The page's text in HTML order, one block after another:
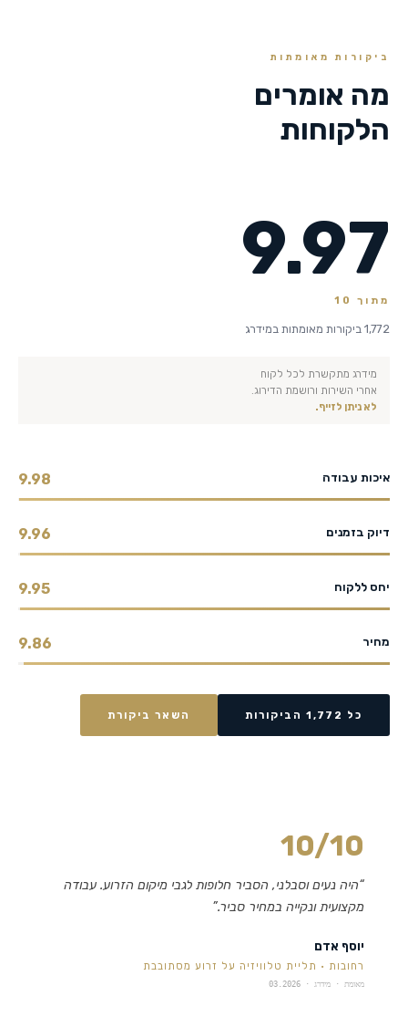
ביקורות מאומתות
מה אומרים
הלקוחות
9.97
מתוך 10
1,772 ביקורות מאומתות במידרג
מידרג מתקשרת לכל לקוח
אחרי השירות ורושמת הדירוג.
לא ניתן לזייף.
איכות עבודה 9.98
דיוק בזמנים 9.96
יחס ללקוח 9.95
מחיר 9.86
כל 1,772 הביקורות השאר ביקורת
10/10
“היה נעים וסבלני, הסביר חלופות לגבי מיקום הזרוע. עבודה
מקצועית ונקייה במחיר סביר.”
יוסף אדם
רחובות · תליית טלוויזיה על זרוע מסתובבת
מאומת · מידרג · 03.2026